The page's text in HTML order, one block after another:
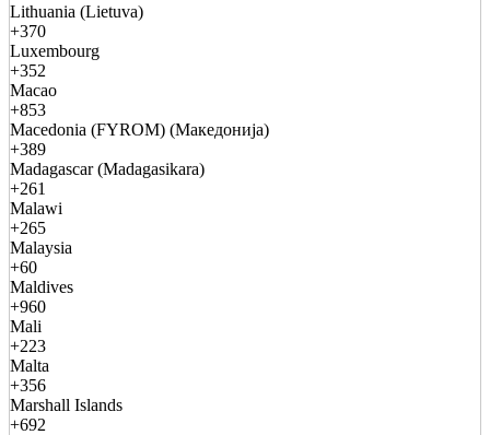
Lithuania (Lietuva)
+370
Luxembourg
+352
Macao
+853
Macedonia (FYROM) (Македонија)
+389
Madagascar (Madagasikara)
+261
Malawi
+265
Malaysia
+60
Maldives
+960
Mali
+223
Malta
+356
Marshall Islands
+692